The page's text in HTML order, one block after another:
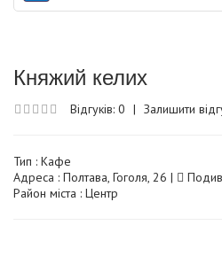
Княжий келих
Відгуків: 0 | Залишити
Тип : Кафе
Адреса : Полтава, Гоголя, 26 |
Район міста : Центр